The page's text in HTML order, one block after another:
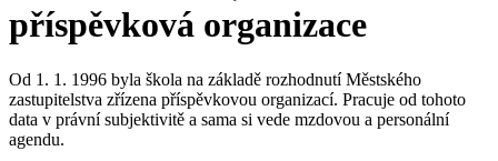
příspěvková organizace
Od 1. 1. 1996 byla škola na základě rozhodnutí Městského
zastupitelstva zřízena příspěvkovou organizací. Pracuje od tohoto
data v právní subjektivitě a sama si vede mzdovou a personální
agendu.